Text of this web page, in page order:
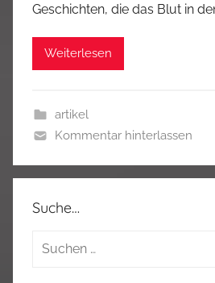
Geschichten, die das Blut in
Weiterlesen
artikel
Kommentar hinterlassen
Suche…
Suchen